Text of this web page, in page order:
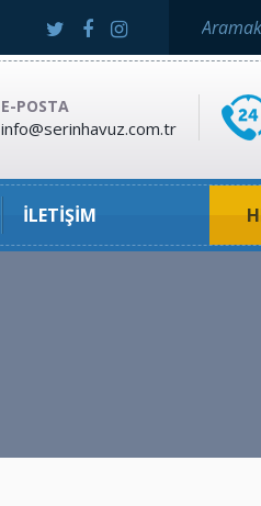
E-POSTA
info@serinhavuz.com.tr
İLETIŞIM